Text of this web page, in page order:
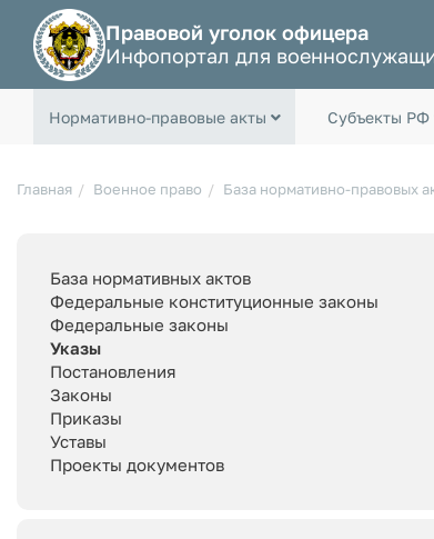
Правовой уголок офицера
Инфопортал для
Нормативно-правовые акты Субъекты РФ
Главная Военное право База нормативно-правовых
База нормативных актов
Федеральные конституционные законы
Федеральные законы
Указы
Постановления
Законы
Приказы
Уставы
Проекты документов